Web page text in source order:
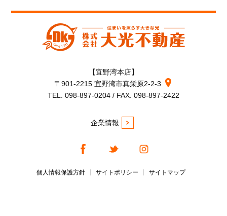
【宜野湾本店】
〒901-2215 宜野湾市真栄原2-2-3
TEL. 098-897-0204 / FAX. 098-897-2422
企業情報
個人情報保護方針 サイトポリシー サイトマップ